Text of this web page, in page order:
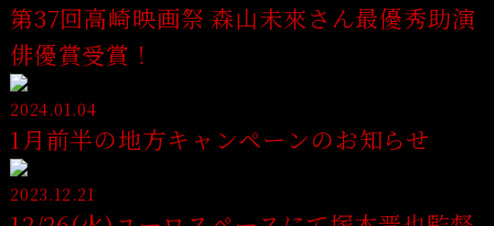
第37回高崎映画祭 森山未來さん最優秀助演
俳優賞受賞！
2024.01.04
1月前半の地方キャンペーンのお知らせ
2023.12.21